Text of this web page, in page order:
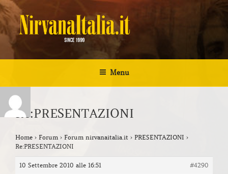
Salta
al
contenuto
NIRVANA ITALIA
Menu
Re:PRESENTAZIONI
Home › Forum › Forum nirvanaitalia.it › PRESENTAZIONI ›
Re:PRESENTAZIONI
10 Settembre 2010 alle 16:51
#4290